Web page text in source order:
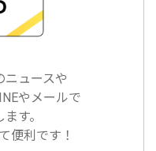
ニュースや
やメールで
す。
便利です！